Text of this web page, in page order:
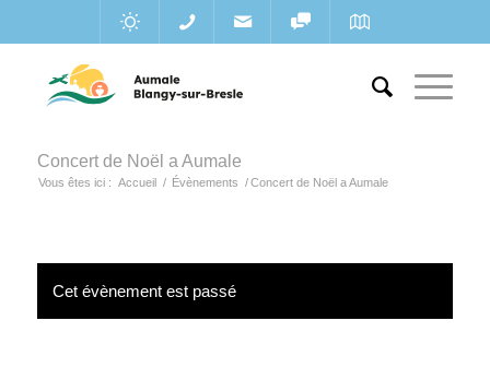
Concert de Noël a Aumale
Vous êtes ici : Accueil / Évènements / Concert de Noël a Aumale
Cet évènement est passé